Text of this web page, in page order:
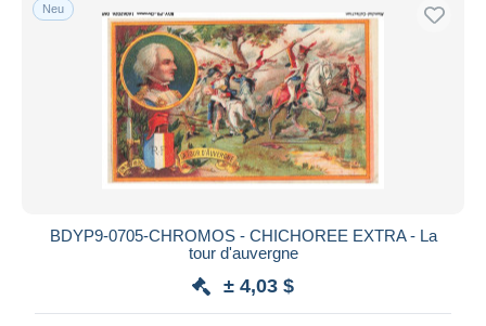
Neu
BDYP9-0705-CHROMOS - CHICHOREE EXTRA - La
tour d'auvergne
± 4,03 $